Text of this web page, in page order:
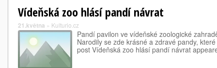
Vídeňská zoo hlásí pandí návrat
21.května » Kulturio.cz
Pandí pavilon ve vídeňské zoologické
Narodily se zde krásné a zdravé pandy,
post Vídeňská zoo hlásí pandí návrat